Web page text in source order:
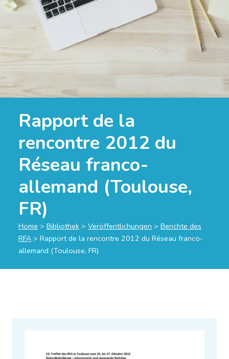
Rapport de la
rencontre 2012 du
Réseau franco-
allemand (Toulouse,
FR)
Home > Bibliothek > Veröffentlichungen > Berichte des
RFA > Rapport de la rencontre 2012 du Réseau franco-
allemand (Toulouse, FR)